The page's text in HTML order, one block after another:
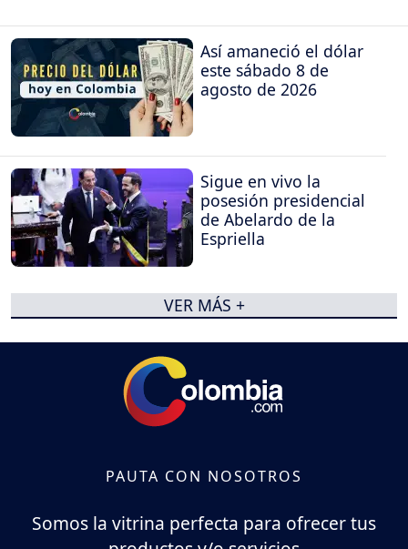
Así amaneció el dólar
este sábado 8 de
agosto de 2026
Sigue en vivo la
posesión presidencial
de Abelardo de la
Espriella
VER MÁS +
PAUTA CON NOSOTROS
Somos la vitrina perfecta para ofrecer tus